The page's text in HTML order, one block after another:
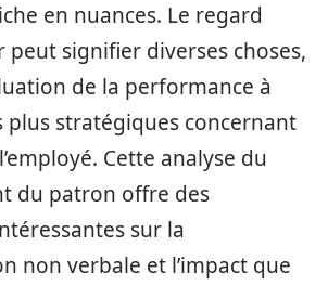
en nuances. Le regard
peut signifier diverses choses,
de la performance à
plus stratégiques concernant
Cette analyse du
du patron offre des
sur la
non verbale et l’impact que